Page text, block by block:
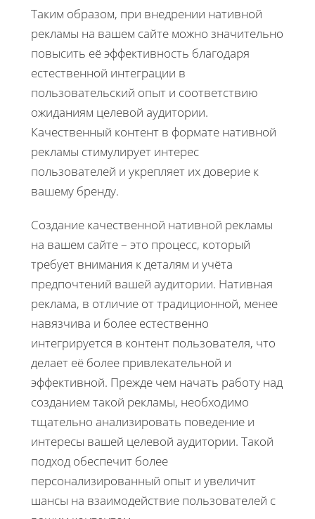
Таким образом, при внедрении нативной
рекламы на вашем сайте можно значительно
повысить её эффективность благодаря
естественной интеграции в
пользовательский опыт и соответствию
ожиданиям целевой аудитории.
Качественный контент в формате нативной
рекламы стимулирует интерес
пользователей и укрепляет их доверие к
вашему бренду.
Создание качественной нативной рекламы
на вашем сайте – это процесс, который
требует внимания к деталям и учёта
предпочтений вашей аудитории. Нативная
реклама, в отличие от традиционной, менее
навязчива и более естественно
интегрируется в контент пользователя, что
делает её более привлекательной и
эффективной. Прежде чем начать работу над
созданием такой рекламы, необходимо
тщательно анализировать поведение и
интересы вашей целевой аудитории. Такой
подход обеспечит более
персонализированный опыт и увеличит
шансы на взаимодействие пользователей с